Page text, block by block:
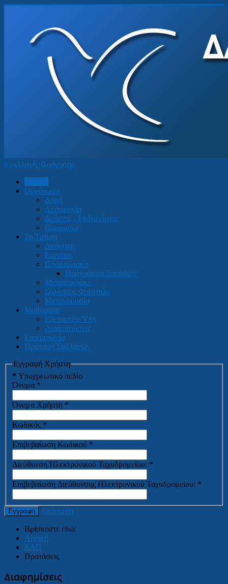
Εναλλαγή πλοήγησης
Οργάνωση
Δομή
Λειτουργία
Δράσεις - Εκδηλώσεις
Παρουσία
Το Τμήμα
Διοίκηση
Erasmus
Προπτυχιακό
Πρόγραμμα Σπουδών
Μεταπτυχιακό
Σύλλογος Φοιτητών
Μετονομασία
Μαθήματα
Εξεταστέα Ύλη
Ανακοινώσεις
Επικοινωνία
Πρόταση Συλλόγων
Εγγραφή Χρήστη
* Υποχρεωτικό πεδίο
Όνομα *
Όνομα Χρήστη *
Κωδικός *
Επιβεβαίωση Κωδικού *
Διεύθυνση Ηλεκτρονικού Ταχυδρομείου: *
Επιβεβαίωση Διεύθυνσης Ηλεκτρονικού Ταχυδρομείου: *
Εγγραφή Ακύρωση
Βρίσκεστε εδώ:
Αρχική
ΔΑΠ
Προτάσεις
Διαφημίσεις